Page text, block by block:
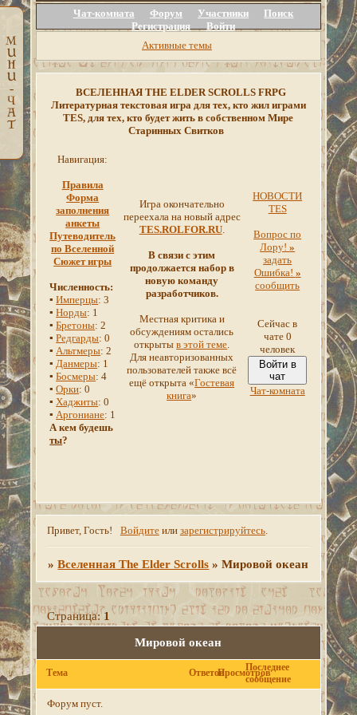
Чат-комната Форум Участники
Поиск
Регистрация
Войти
Активные темы
ВСЕЛЕННАЯ THE ELDER SCROLLS FRPG
Литературная текстовая игра для тех, кто жил играми
TES, для тех, кто будет жить в собственном Мире
Старинных Свитков
Навигация:
Правила
Форма
заполнения
анкеты
Путеводитель
по Вселенной
Сюжет игры
Численность:
▪Имперцы: 3
▪Норды: 1
▪Бретоны: 2
▪Редгарды: 0
▪Альтмеры: 2
▪Данмеры: 1
▪Босмеры: 4
▪Орки: 0
▪Хаджиты: 0
▪Аргониане: 1
А кем будешь
ты?
Игра окончательно
переехала на новый адрес
TES.ROLFOR.RU.
В связи с этим
продолжается набор в
новую команду
разработчиков.
Местная критика и
обсуждениям остались
открытыв этой теме.
Для неавторизованных
пользователей также всё
ещё открыта «Гостевая
книга»
НОВОСТИ
TES
Вопрос по
Лору!»
задать
Ошибка! »
сообщить
Сейчас в
чате 0
человек
Войти в
чат
Чат-комната
Привет, Гость! Войдитеили зарегистрируйтесь.
»Вселенная The Elder Scrolls »Мировой океан
Мировой океан
Страница:1
Тема ОтветовПросмотров
Последнее
сообщение
Форум пуст.